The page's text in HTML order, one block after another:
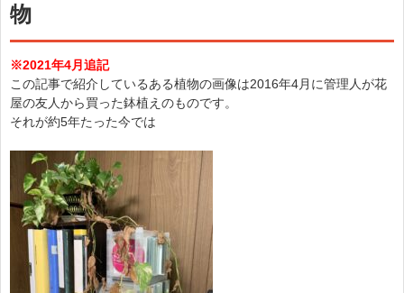
物
※2021年4月追記
この記事で紹介しているある植物の画像は2016年4月に管理人が花
屋の友人から買った鉢植えのものです。
それが約5年たった今では